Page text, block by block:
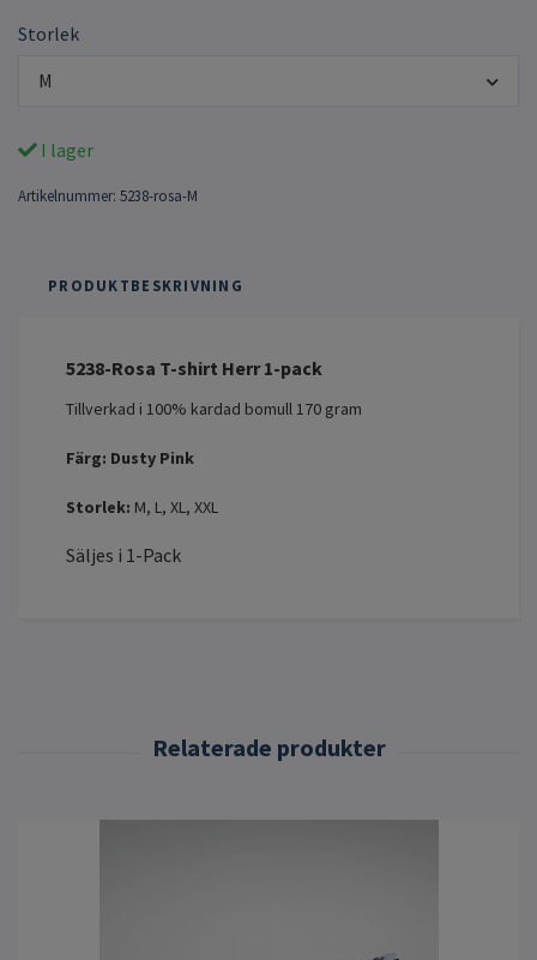
Storlek
M
I lager
Artikelnummer: 5238-rosa-M
PRODUKTBESKRIVNING
5238-Rosa T-shirt Herr 1-pack
Tillverkad i 100% kardad bomull 170 gram
Färg: Dusty Pink
Storlek: M, L, XL, XXL
Säljes i 1-Pack